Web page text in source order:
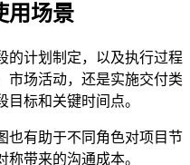
用场景
的计划制定，以及执行过程
市场活动，还是实施交付类
标和关键时间点。
也有助于不同角色对项目节
带来的沟通成本。